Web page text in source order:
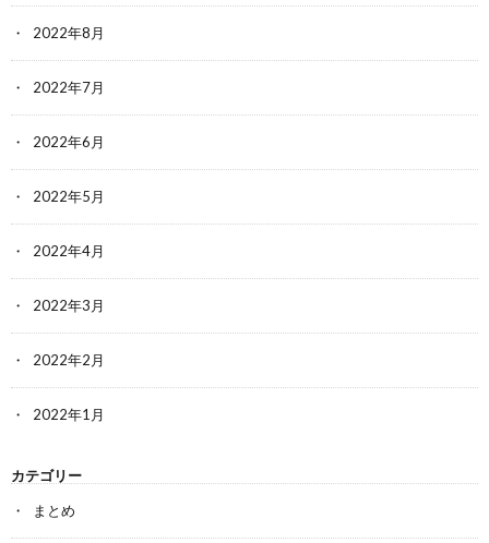
2022年8月
2022年7月
2022年6月
2022年5月
2022年4月
2022年3月
2022年2月
2022年1月
カテゴリー
まとめ